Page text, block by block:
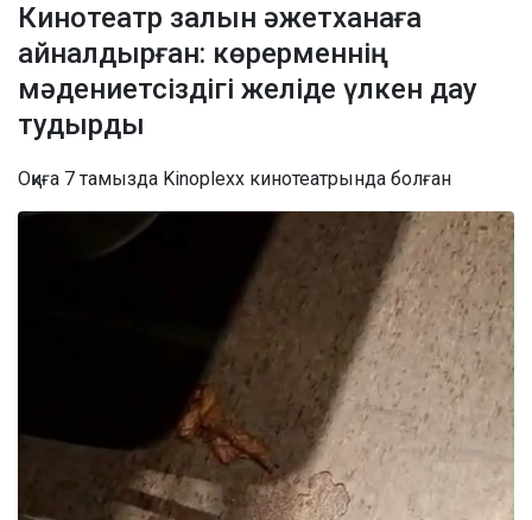
Кинотеатр залын әжетханаға
айналдырған: көрерменнің
мәдениетсіздігі желіде үлкен дау
тудырды
Оқиға 7 тамызда Kinoplexx кинотеатрында болған